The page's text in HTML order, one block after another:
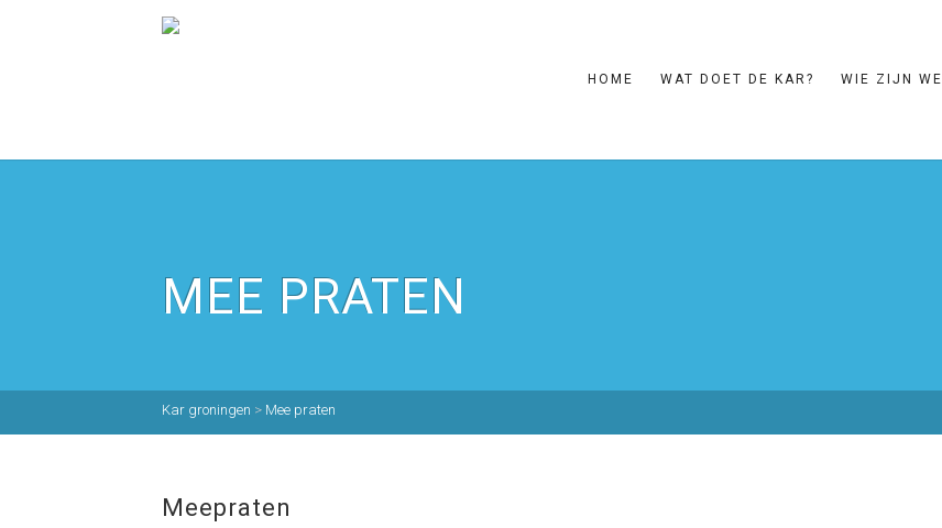
HOME WAT DOET DE KAR? WIE ZIJN WE
MEE PRATEN
Kar groningen > Mee praten
Meepraten